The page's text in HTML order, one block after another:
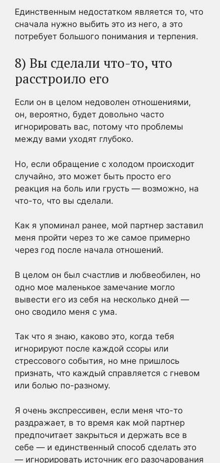
Единственным недостатком является то, что
сначала нужно выбить это из него, а это
потребует большого понимания и терпения.
8) Вы сделали что-то, что
расстроило его
Если он в целом недоволен отношениями,
он, вероятно, будет довольно часто
игнорировать вас, потому что проблемы
между вами уходят глубоко.
Но, если обращение с холодом происходит
случайно, это может быть просто его
реакция на боль или грусть — возможно, на
что-то, что вы сделали.
Как я упоминал ранее, мой партнер заставил
меня пройти через то же самое примерно
через год после начала отношений.
В целом он был счастлив и любвеобилен, но
одно мое маленькое замечание могло
вывести его из себя на несколько дней —
оно сводило меня с ума.
Так что я знаю, каково это, когда тебя
игнорируют после каждой ссоры или
стрессового события, но мне пришлось
признать, что каждый справляется с гневом
или болью по-разному.
Я очень экспрессивен, если меня что-то
раздражает, в то время как мой партнер
предпочитает закрыться и держать все в
себе — и единственный способ сделать это
— игнорировать источник его разочарования